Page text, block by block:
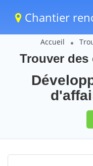
Chantier
Accueil
Trouver